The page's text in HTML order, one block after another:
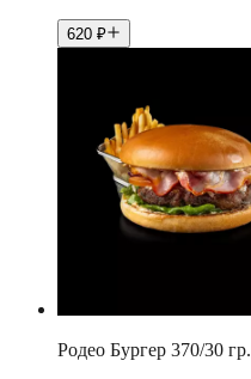
620 ₽
Родео Бургер 370/30 гр.